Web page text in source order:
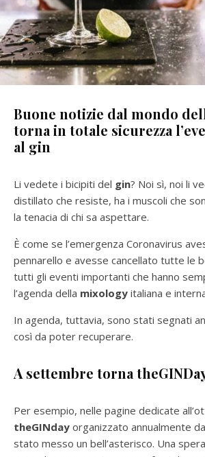
Buone notizie dal mondo
torna in totale sicurezza
al gin
Li vedete i bicipiti del gin? Noi sì, noi li
distillato che resiste, ha i muscoli che
la tenacia di chi sa aspettare.
È come se l’emergenza Coronavirus
pennarello e avesse cancellato tutte le
tutti gli eventi importanti che hanno
l’agenda della mixology italiana e
In agenda, tuttavia, sono stati segnati
così da poter recuperare.
A settembre torna
Per esempio, nelle pagine dedicate
theGINday organizzato annualmente
stato messo un bell’asterisco. Una